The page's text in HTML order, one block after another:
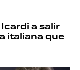
a salir
italiana que